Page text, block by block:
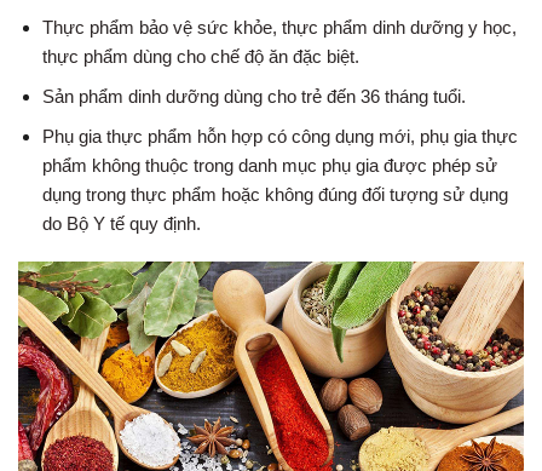
Thực phẩm bảo vệ sức khỏe, thực phẩm dinh dưỡng y học,
thực phẩm dùng cho chế độ ăn đặc biệt.
Sản phẩm dinh dưỡng dùng cho trẻ đến 36 tháng tuổi.
Phụ gia thực phẩm hỗn hợp có công dụng mới, phụ gia thực
phẩm không thuộc trong danh mục phụ gia được phép sử
dụng trong thực phẩm hoặc không đúng đối tượng sử dụng
do Bộ Y tế quy định.